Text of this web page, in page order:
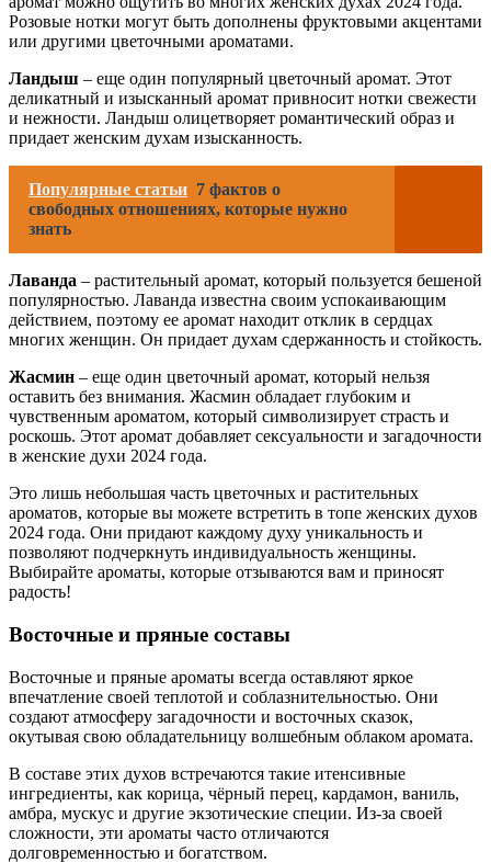
Розовые нотки могут быть дополнены фруктовыми акцентами
или другими цветочными ароматами.
Ландыш – еще один популярный цветочный аромат. Этот
деликатный и изысканный аромат привносит нотки свежести
и нежности. Ландыш олицетворяет романтический образ и
придает женским духам изысканность.
Популярные статьи 7 фактов о
свободных отношениях, которые нужно
знать
Лаванда – растительный аромат, который пользуется бешеной
популярностью. Лаванда известна своим успокаивающим
действием, поэтому ее аромат находит отклик в сердцах
многих женщин. Он придает духам сдержанность и стойкость.
Жасмин – еще один цветочный аромат, который нельзя
оставить без внимания. Жасмин обладает глубоким и
чувственным ароматом, который символизирует страсть и
роскошь. Этот аромат добавляет сексуальности и загадочности
в женские духи 2024 года.
Это лишь небольшая часть цветочных и растительных
ароматов, которые вы можете встретить в топе женских духов
2024 года. Они придают каждому духу уникальность и
позволяют подчеркнуть индивидуальность женщины.
Выбирайте ароматы, которые отзываются вам и приносят
радость!
Восточные и пряные составы
Восточные и пряные ароматы всегда оставляют яркое
впечатление своей теплотой и соблазнительностью. Они
создают атмосферу загадочности и восточных сказок,
окутывая свою обладательницу волшебным облаком аромата.
В составе этих духов встречаются такие итенсивные
ингредиенты, как корица, чёрный перец, кардамон, ваниль,
амбра, мускус и другие экзотические специи. Из-за своей
сложности, эти ароматы часто отличаются
долговременностью и богатством.